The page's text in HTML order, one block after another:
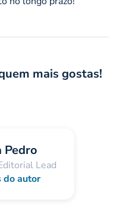
mais gostas!
Pedro
Lead
do autor